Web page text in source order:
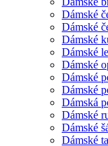
Dámské
Dámské
Dámské
Dámské
Dámské
Dámské
Dámské
Dámská
Dámské
Dámské
Dámské